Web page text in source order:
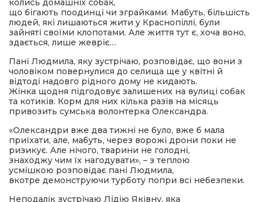
колись домашніх собак,
що бігають поодинці чи зграйками. Мабуть, більшість
людей, які лишаються жити у Краснопіллі, були
зайняті своїми клопотами. Але життя тут є, хоча воно,
здається, лише жевріє…
Пані Людмила, яку зустрічаю, розповідає, що вони з
чоловіком повернулися до селища ще у квітні й
відтоді надовго рідного дому не кидають.
Жінка щодня підгодовує залишених на вулиці собак
та котиків. Корм для них кілька разів на місяць
привозить сумська волонтерка Олександра.
«Олександри вже два тижні не було, вже б мала
приїхати, але, мабуть, через ворожі дрони поки не
ризикує. Але нічого, тварини не голодні,
знаходжу чим їх нагодувати», – з теплою
усмішкою розповідає пані Людмила,
вкотре демонструючи турботу попри всі небезпеки.
Неподалік зустрічаю Лідію Яківну, яка